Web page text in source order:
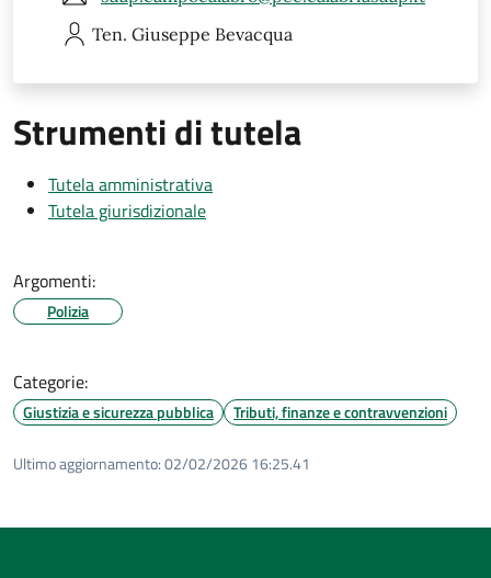
Ten. Giuseppe Bevacqua
Strumenti di tutela
Tutela amministrativa
Tutela giurisdizionale
Argomenti:
Polizia
Categorie:
Giustizia e sicurezza pubblica Tributi, finanze e contravvenzioni
Ultimo aggiornamento:02/02/2026 16:25.41